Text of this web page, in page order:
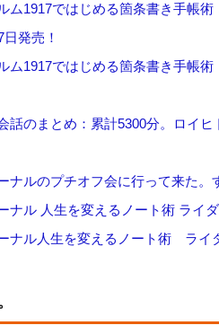
ム1917ではじめる箇条書き手帳
発売！
ム1917ではじめる箇条書き手帳
話のまとめ：累計5300分。ロイ
ナルのプチオフ会に行って来た。
ナル 人生を変えるノート術 ライ
ナル人生を変えるノート術 ライ